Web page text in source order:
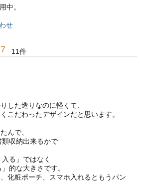
中。
せ
11
した造りなのに軽くて、
こだわったデザインだと思います。
んで、
収納出来るかで
る」ではなく
的な大きさです。
化粧ポーチ、スマホ入れるともうパン